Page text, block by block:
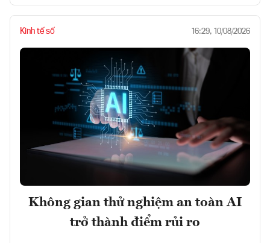
Kinh tế số 16:29, 10/08/2026
Không gian thử nghiệm an toàn AI
trở thành điểm rủi ro